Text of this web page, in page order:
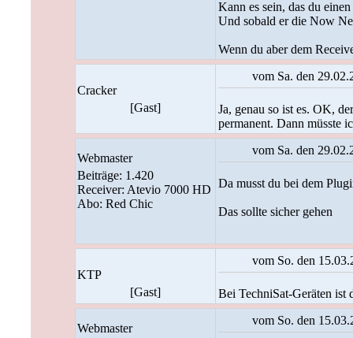
Kann es sein, das du
Und sobald er die Now
Wenn du aber dem
Cracker
[Gast]
vom Sa. den
Ja, genau so ist es. OK,
permanent. Dann müsste
Webmaster
Beiträge: 1.420
Receiver: Atevio 7000 HD
Abo: Red Chic
vom Sa. den
Da musst du bei dem
Das sollte sicher gehen
KTP
[Gast]
vom So. den
Bei TechniSat-Geräten ist
Webmaster
vom So. den